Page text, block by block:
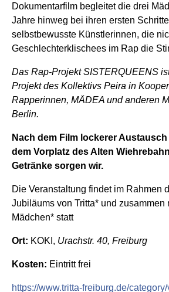
Dokumentarfilm begleitet die drei
Jahre hinweg bei ihren ersten
selbstbewusste Künstlerinnen, die
Geschlechterklischees im Rap die
Das Rap-Projekt SISTERQUEENS
Projekt des Kollektivs Peira in
Rapperinnen, MÄDEA und anderen
Berlin.
Nach dem Film lockerer
dem Vorplatz des Alten
Getränke sorgen wir.
Die Veranstaltung findet im Rahmen
Jubiläums von Tritta* und zusammen
Mädchen* statt
Ort: KOKI, Urachstr. 40, Freiburg
Kosten: Eintritt frei
https://www.tritta-freiburg.de/